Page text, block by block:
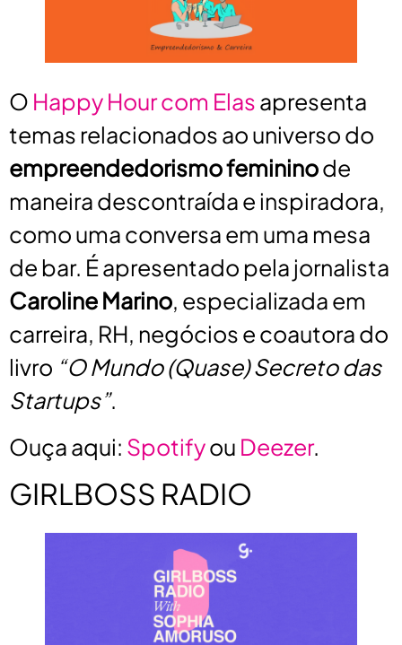
O Happy Hour com Elasapresenta
temas relacionados ao universo do
empreendedorismo femininode
maneira descontraída e inspiradora,
como uma conversa em uma mesa
de bar. É apresentado pela jornalista
Caroline Marino, especializada em
carreira, RH, negócios e coautora do
livro “O Mundo (Quase) Secreto das
Startups”.
Ouça aqui: Spotifyou Deezer.
GIRLBOSS RADIO